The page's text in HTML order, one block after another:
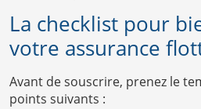
La checklist pour
votre assurance
Avant de souscrire, prenez le
points suivants :